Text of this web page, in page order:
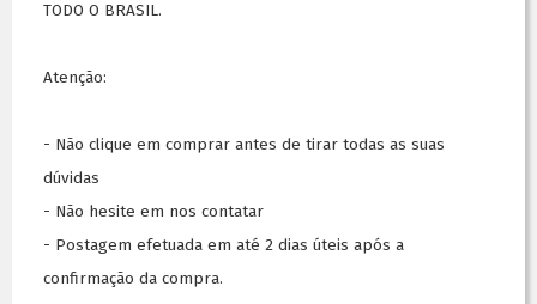
TODO O BRASIL.
Atenção:
- Não clique em comprar antes de tirar todas as suas
dúvidas
- Não hesite em nos contatar
- Postagem efetuada em até 2 dias úteis após a
confirmação da compra.